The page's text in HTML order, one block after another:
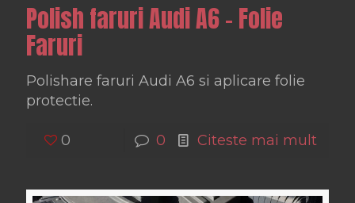
Polish faruri Audi A6 – Folie
Faruri
Polishare faruri Audi A6 si aplicare folie
protectie.
0 0 Citeste mai mult